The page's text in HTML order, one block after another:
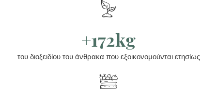
+172kg
του διοξειδίου του άνθρακα που εξοικονομούνται ετησίως